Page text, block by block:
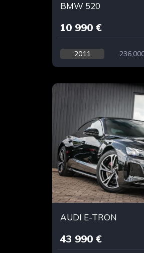
BMW 520
10 990 €
2011
AUDI E-TRON
43 990 €